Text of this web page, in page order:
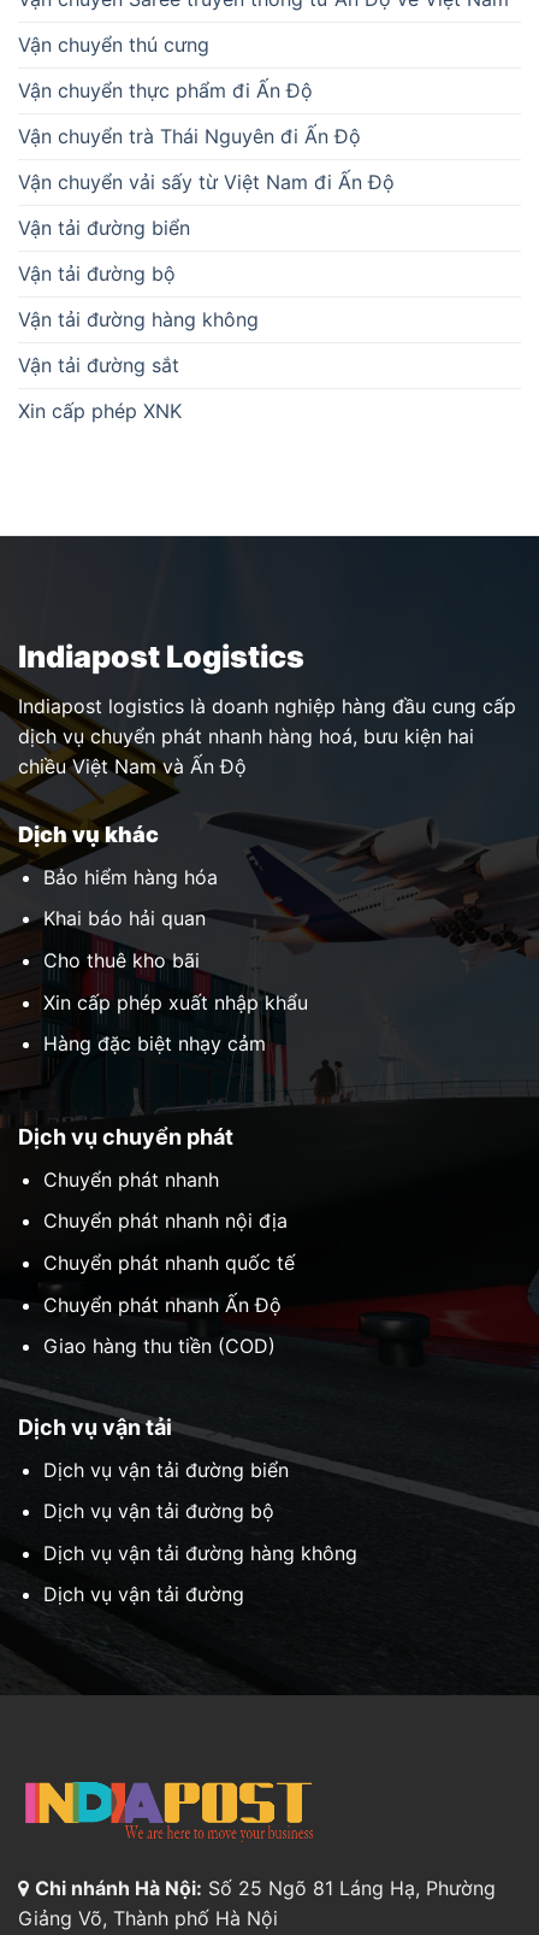
Vận chuyển thú cưng
Vận chuyển thực phẩm đi Ấn Độ
Vận chuyển trà Thái Nguyên đi Ấn Độ
Vận chuyển vải sấy từ Việt Nam đi Ấn Độ
Vận tải đường biển
Vận tải đường bộ
Vận tải đường hàng không
Vận tải đường sắt
Xin cấp phép XNK
Indiapost Logistics
Indiapost logistics là doanh nghiệp hàng đầu cung cấp
dịch vụ chuyển phát nhanh hàng hoá, bưu kiện hai
chiều Việt Nam và Ấn Độ
Dịch vụ chuyển phát
Chuyển phát nhanh
Chuyển phát nhanh nội địa
Chuyển phát nhanh quốc tế
Chuyển phát nhanh Ấn Độ
Giao hàng thu tiền (COD)
Dịch vụ vận tải
Dịch vụ vận tải đường biển
Dịch vụ vận tải đường bộ
Dịch vụ vận tải đường hàng không
Dịch vụ vận tải đường
Dịch vụ khác
Bảo hiểm hàng hóa
Khai báo hải quan
Cho thuê kho bãi
Xin cấp phép xuất nhập khẩu
Hàng đặc biệt nhạy cảm
Chi nhánh Hà Nội: Số 25 Ngõ 81 Láng Hạ, Phường
Giảng Võ, Thành phố Hà Nội